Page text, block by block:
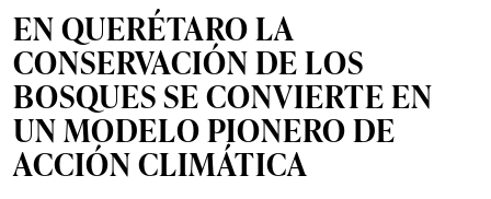
EN QUERÉTARO LA
CONSERVACIÓN DE LOS
BOSQUES SE CONVIERTE EN
UN MODELO PIONERO DE
ACCIÓN CLIMÁTICA